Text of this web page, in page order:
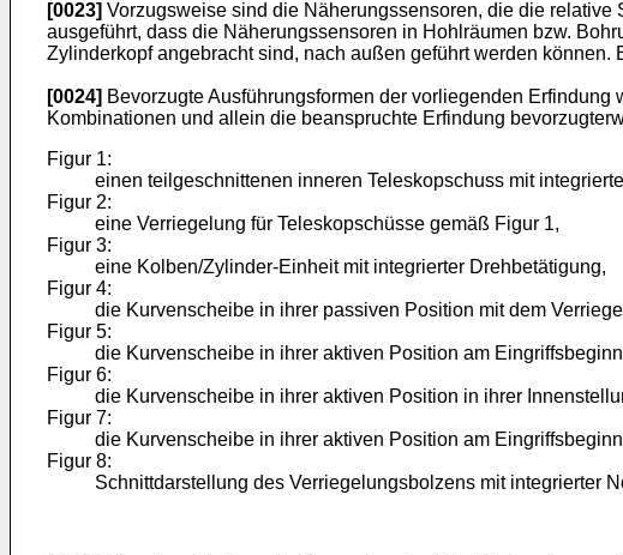
[0023] Vorzugsweise sind die Näherungssensoren, die die
ausgeführt, dass die Näherungssensoren in Hohlräumen bzw.
Zylinderkopf angebracht sind, nach außen geführt werden
[0024] Bevorzugte Ausführungsformen der vorliegenden
Kombinationen und allein die beanspruchte Erfindung
Figur 1:
einen teilgeschnittenen inneren Teleskopschuss mit
Figur 2:
eine Verriegelung für Teleskopschüsse gemäß Figur 1,
Figur 3:
eine Kolben/Zylinder-Einheit mit integrierter Drehbetätigung,
Figur 4:
die Kurvenscheibe in ihrer passiven Position mit dem
Figur 5:
die Kurvenscheibe in ihrer aktiven Position am
Figur 6:
die Kurvenscheibe in ihrer aktiven Position in ihrer
Figur 7:
die Kurvenscheibe in ihrer aktiven Position am
Figur 8:
Schnittdarstellung des Verriegelungsbolzens mit integrierter